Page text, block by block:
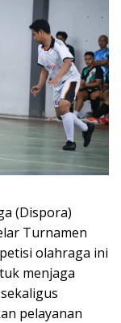
(Dispora)
Turnamen
olahraga ini
menjaga
pelayanan